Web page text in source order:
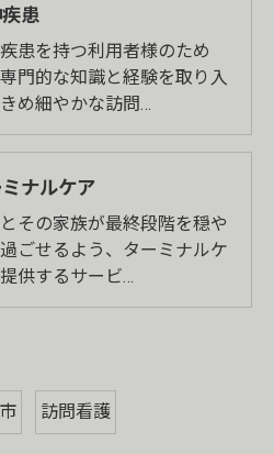
患
患を持つ利用者様のため
門的な知識と経験を取り入
め細やかな訪問…
ナルケア
その家族が最終段階を穏や
ごせるよう、ターミナルケ
供するサービ…
訪問看護